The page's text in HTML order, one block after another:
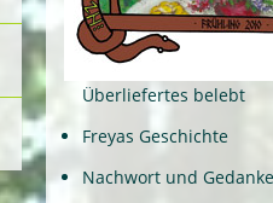
Überliefertes belebt
Freyas Geschichte
Nachwort und